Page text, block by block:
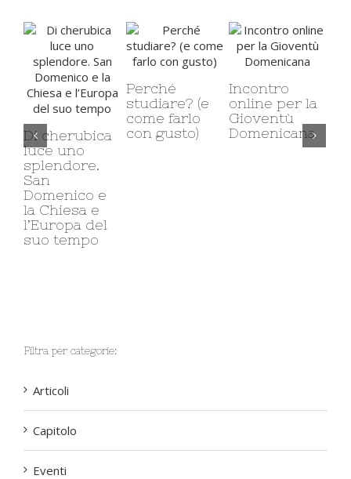
Di cherubica
luce uno
splendore.
San
Domenico e
la Chiesa e
l’Europa del
suo tempo
Perché
studiare? (e
come farlo
con gusto)
Incontro
online per la
Gioventù
Domenicana
Filtra per categorie:
Articoli
Capitolo
Eventi